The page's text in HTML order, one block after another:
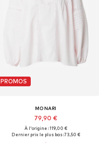
PROMOS
MONARI
79,90 €
À l'origine : 119,00 €
Dernier prix le plus bas :73,50 €